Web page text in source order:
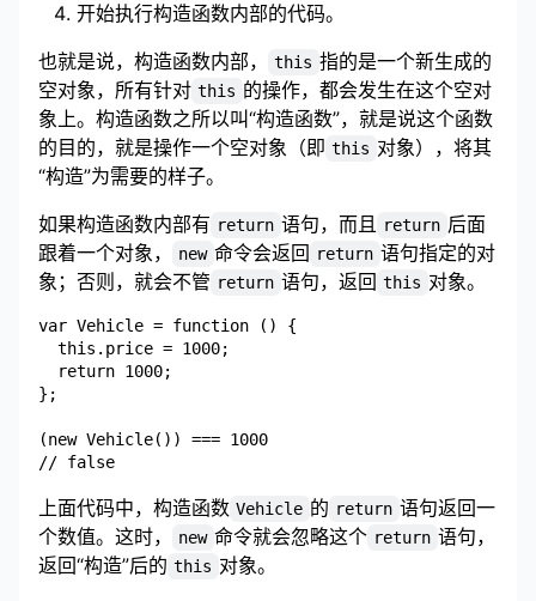
开始执行构造函数内部的代码。
也就是说，构造函数内部，
this 指的是一个新生成的
空对象，所有针对 this 的操作，都会发生在这个空对
象上。构造函数之所以叫“构造函数”，就是说这个函数
的目的，就是操作一个空对象（即 this 对象），将其
“构造”为需要的样子。
如果构造函数内部有 return 语句，而且 return 后面
跟着一个对象，
new 命令会返回 return 语句指定的对
象；否则，就会不管 return 语句，返回 this 对象。
var Vehicle = function () {
  this.price = 1000;
  return 1000;
};
(new Vehicle()) === 1000
上面代码中，构造函数 Vehicle 的 return 语句返回一
个数值。这时，
new 命令就会忽略这个 return 语句，
返回“构造”后的 this 对象。